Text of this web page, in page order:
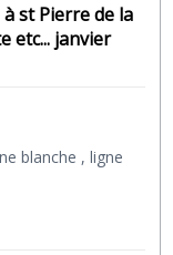
st Pierre de la
etc... janvier
blanche , ligne